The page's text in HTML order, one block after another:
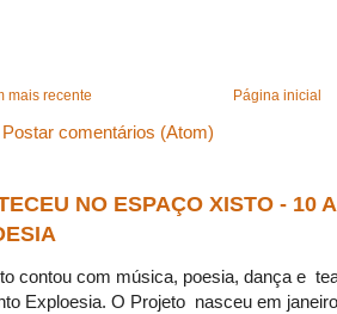
mais recente Página inicial
Postar comentários (Atom)
NO ESPAÇO XISTO - 10
contou com música, poesia, dança e
Exploesia. O Projeto nasceu em